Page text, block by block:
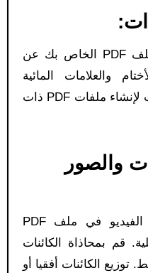
قم بتخصيص طريقة ظهور ملف PDF الخاص بك عن
والعلامات المائية
والرؤوس والتذييلات والخلفيات لإنشاء ملفات PDF ذات
والصور
قم بتضمين الصور ومقاطع الفيديو في ملف PDF
قم بمحاذاة الكائنات
الكائنات أفقيا أو